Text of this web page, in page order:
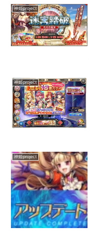
神姫project
神姫project
神姫project